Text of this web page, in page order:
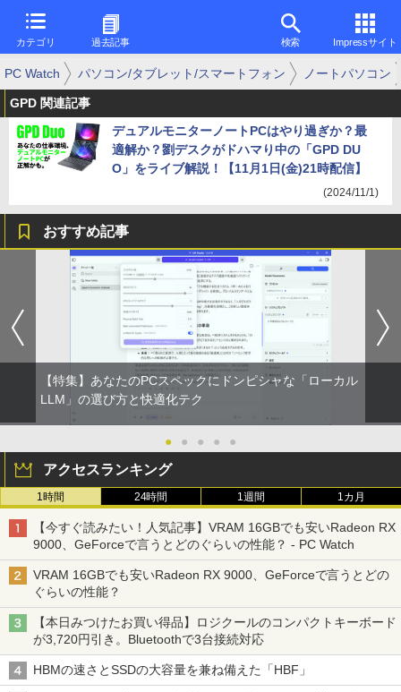
カテゴリ 過去記事 検索 Impressサイト
PC Watch パソコン/タブレット/スマートフォン ノートパソコン
GPD 関連記事
デュアルモニターノートPCはやり過ぎか？最
適解か？劉デスクがドハマり中の「GPD DU
O」をライブ解説！【11月1日(金)21時配信】
(2024/11/1)
おすすめ記事
【特集】あなたのPCスペックにドンピシャな「ローカル
LLM」の選び方と快適化テク
● ● ● ● ●
アクセスランキング
1時間 24時間 1週間 1カ月
【今すぐ読みたい！人気記事】VRAM 16GBでも安いRadeon RX
9000、GeForceで言うとどのぐらいの性能？ - PC Watch
VRAM 16GBでも安いRadeon RX 9000、GeForceで言うとどの
ぐらいの性能？
【本日みつけたお買い得品】ロジクールのコンパクトキーボード
が3,720円引き。Bluetoothで3台接続対応
HBMの速さとSSDの大容量を兼ね備えた「HBF」